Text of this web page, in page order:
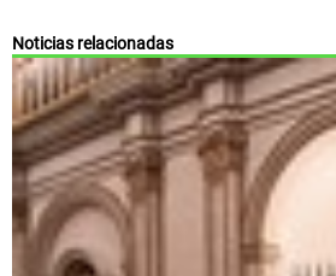
Noticias relacionadas